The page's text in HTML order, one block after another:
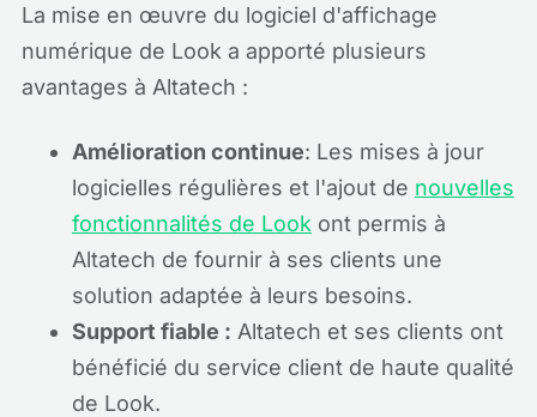
La mise en œuvre du logiciel d'affichage
numérique de Look a apporté plusieurs
avantages à Altatech :
Amélioration continue: Les mises à jour
logicielles régulières et l'ajout de nouvelles
fonctionnalités de Look ont permis à
Altatech de fournir à ses clients une
solution adaptée à leurs besoins.
Support fiable : Altatech et ses clients ont
bénéficié du service client de haute qualité
de Look.